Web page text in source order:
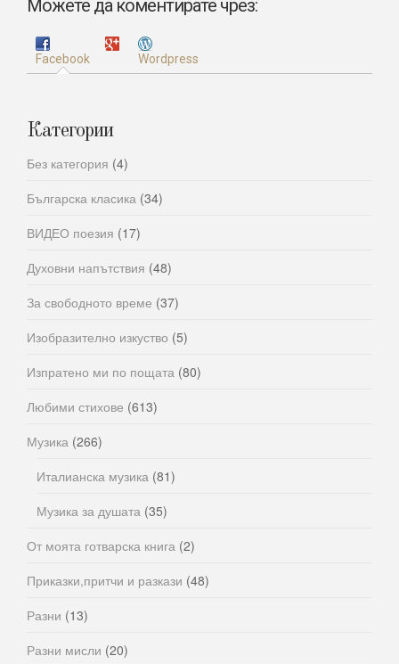
Можете да коментирате чрез:
Facebook Wordpress
Категории
Без категория (4)
Българска класика (34)
ВИДЕО поезия (17)
Духовни напътствия (48)
За свободното време (37)
Изобразително изкуство (5)
Изпратено ми по пощата (80)
Любими стихове (613)
Музика (266)
Италианска музика (81)
Музика за душата (35)
От моята готварска книга (2)
Приказки,притчи и разкази (48)
Разни (13)
Разни мисли (20)